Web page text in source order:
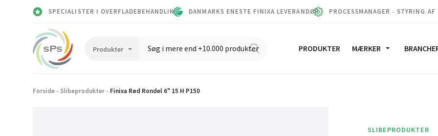
SPECIALISTER I OVERFLADEBEHANDLING DANMARKS ENESTE FINIXA LEVERANDØR PROCESSMANAGER - STYRING AF
PRODUKTER MÆRKER
Forside - Slibeprodukter - Finixa Rød Rondel 6" 15 H P150
SLIBEPRODUKTER